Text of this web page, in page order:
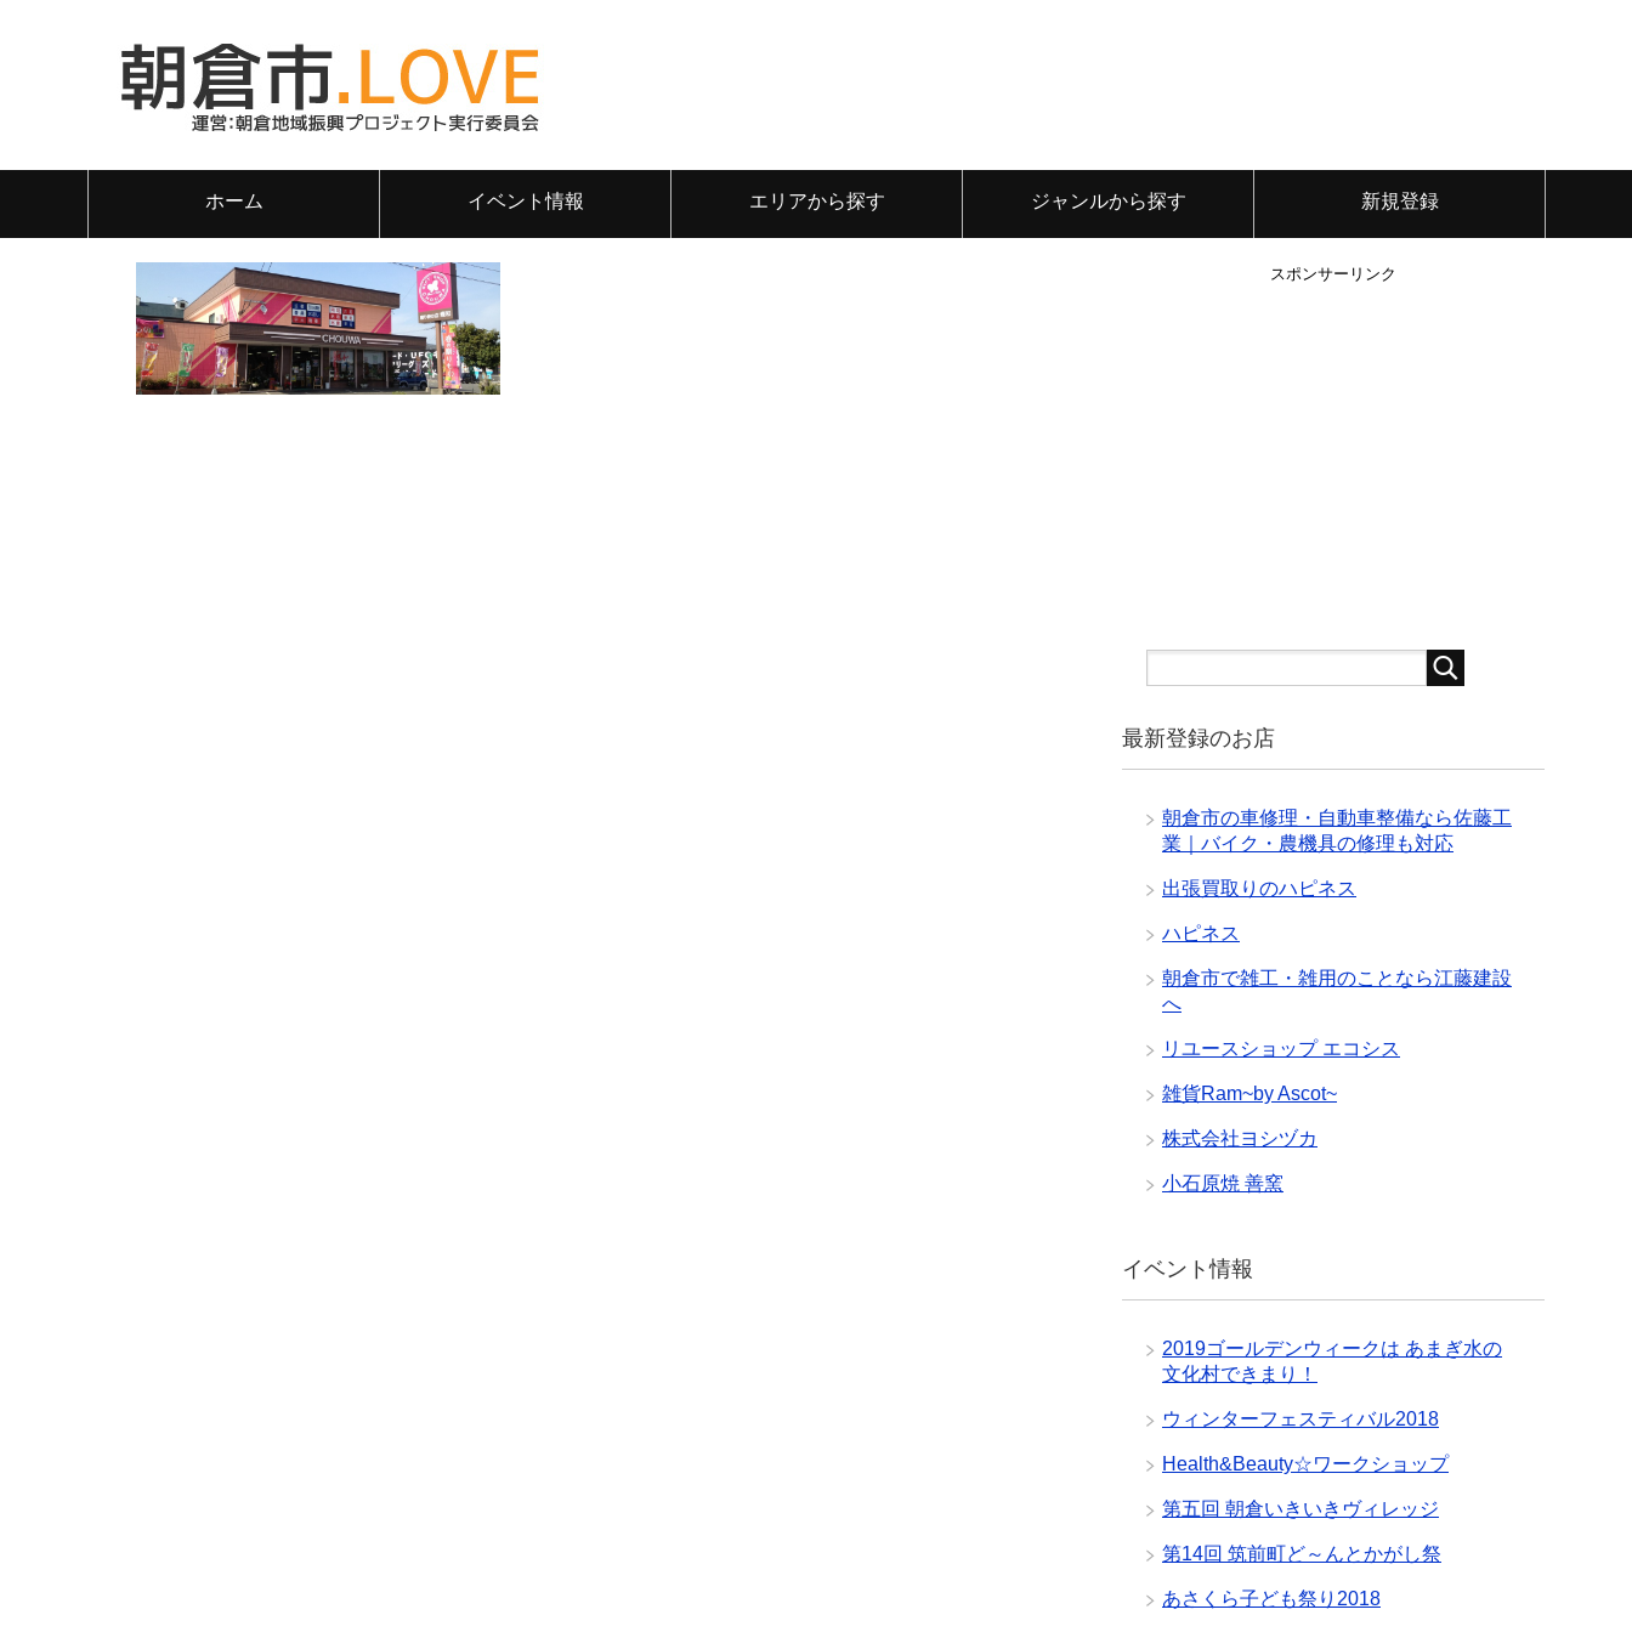
ホーム イベント情報 エリアから探す ジャンルから探す 新規登録
スポンサーリンク
最新登録のお店
朝倉市の車修理・自動車整備なら佐藤工
業｜バイク・農機具の修理も対応
出張買取りのハピネス
ハピネス
朝倉市で雑工・雑用のことなら江藤建設
へ
リユースショップ エコシス
雑貨Ram~by Ascot~
株式会社ヨシヅカ
小石原焼 善窯
イベント情報
2019ゴールデンウィークは あまぎ水の
文化村できまり！
ウィンターフェスティバル2018
Health&Beauty☆ワークショップ
第五回 朝倉いきいきヴィレッジ
第14回 筑前町ど～んとかがし祭
あさくら子ども祭り2018